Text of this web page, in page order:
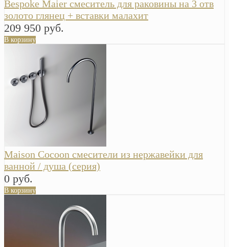
Bespoke Maier смеситель для раковины на 3 отв
золото глянец + вставки малахит
209 950 руб.
В корзину
Maison Cocoon смесители из нержавейки для
ванной / душа (серия)
0 руб.
В корзину